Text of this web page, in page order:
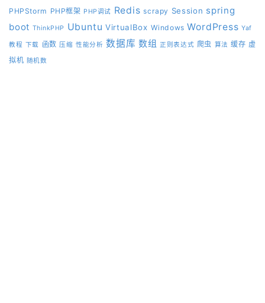
PHPStorm PHP框架 PHP调试 Redis scrapy Session spring
boot ThinkPHP Ubuntu VirtualBox Windows WordPress Yaf
教程 下载 函数 压缩 性能分析 数据库 数组 正则表达式 爬虫 算法 缓存 虚
拟机 随机数